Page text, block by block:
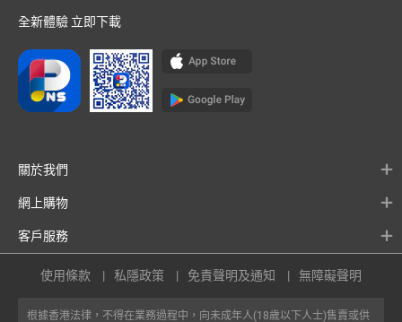
全新體驗 立即下載
關於我們
網上購物
客戶服務
根據香港法律，不得在業務過程中，向未成年人(18歲以下人士)售賣或供
使用條款 私隱政策 免責聲明及通知 無障礙聲明